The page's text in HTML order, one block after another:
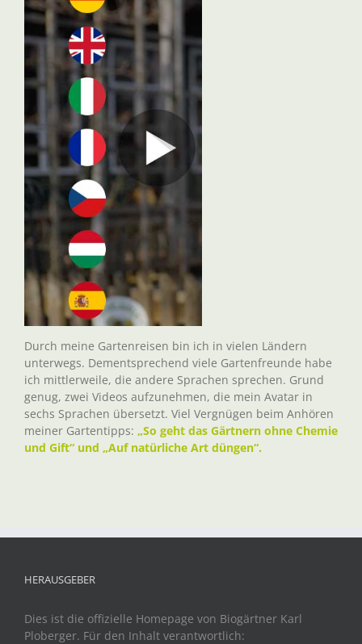
Durch meine Gartenreisen bin ich in vielen Ländern
unterwegs. Dementsprechend viele Gartenfreunde habe
ich mittlerweile, die andere Sprachen sprechen. Grund
genug, zwei Videos aufzunehmen, die mein Avatar in
sechs Sprachen übersetzt. Viel Vergnügen beim Anhören
meiner Gartentipps: „So geht das Gärtnern ohne Chemie
und Gift“ und „Auf natürliche Art düngen“.
HERAUSGEBER
Dies ist die offizielle Homepage von Biogärtner Karl
Ploberger. Für den Inhalt verantwortlich: